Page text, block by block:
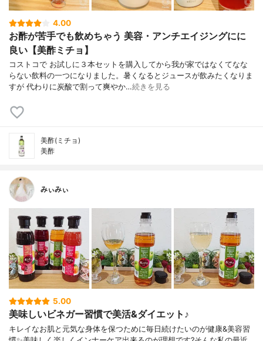
4.00
お酢が苦手でも飲めちゃう 美容・アンチエイジングにに
良い【美酢ミチョ】
コストコで お試しに３本セットを購入してから我が家ではなくてなな
らない飲料の一つになりました。暑くなるとジュースが飲みたくなりま
すが 代わりに炭酸で割って爽やか…続きを見る
美酢(ミチョ)
美酢
みぃみぃ
5.00
美味しいビネガー習慣で美活&ダイエット♪
キレイなお肌と元気な身体を保つために毎日続けたいのが健康&美容習